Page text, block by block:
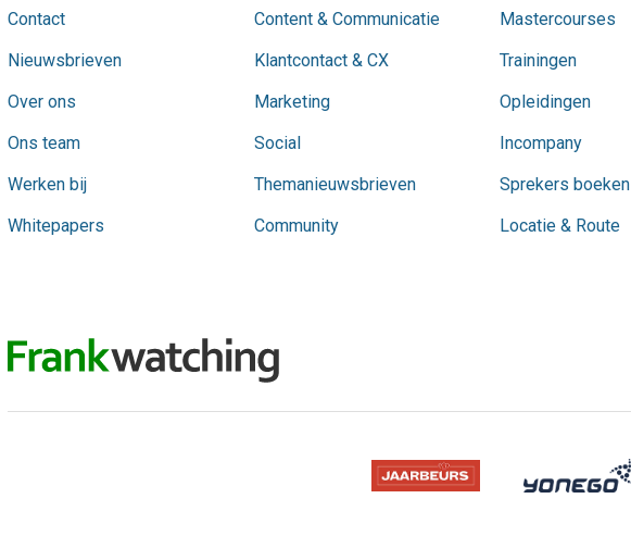
Contact
Nieuwsbrieven
Over ons
Ons team
Werken bij
Whitepapers
Content & Communicatie
Klantcontact & CX
Marketing
Social
Themanieuwsbrieven
Community
Mastercourses
Trainingen
Opleidingen
Incompany
Sprekers boeken
Locatie & Route